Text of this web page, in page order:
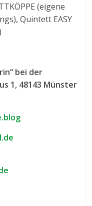
(eigene
Quintett EASY
bei der
1, 48143 Münster